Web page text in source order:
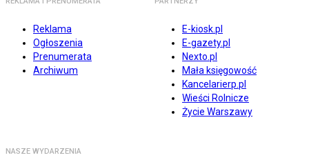
Reklama
Ogłoszenia
Prenumerata
Archiwum
E-kiosk.pl
E-gazety.pl
Nexto.pl
Mała księgowość
Kancelarierp.pl
Wieści Rolnicze
Życie Warszawy
NASZE WYDARZENIA